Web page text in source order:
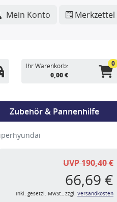
Mein Konto Merkzettel
Ihr Warenkorb:
0,00 €
0
Zubehör & Pannenhilfe
UVP 190,40 €
66,69 €
inkl. gesetzl. MwSt., zzgl. Versandkosten